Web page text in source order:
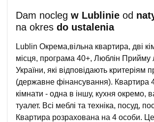
Dam nocleg w Lublinie od
na okres do ustalenia
Lublin Окрема,вільна квартира, дві
місця, програма 40+, Люблін Прийму
України, які відповідають критеріям
(державне фінансування). Квартира
кімнати - одна в іншу, кухня окремо,
туалет. Всі меблі та техніка, посуд,
Квартира розрахована на 4 особи.